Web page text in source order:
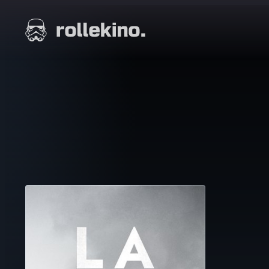
suoraan
sisältöön
Elokuvat ja elokuva-arviot | Rollekino.fi